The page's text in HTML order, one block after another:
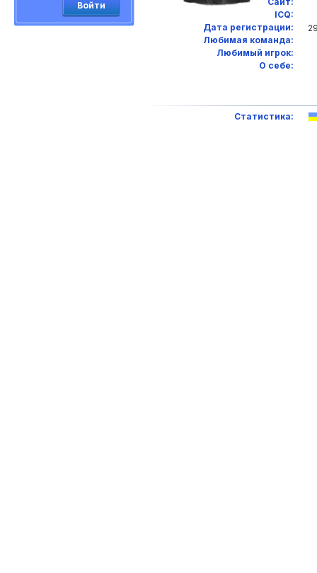
Войти
ICQ:
Дата регистрации:
Любимая команда:
Любимый игрок:
О себе:
Статистика: